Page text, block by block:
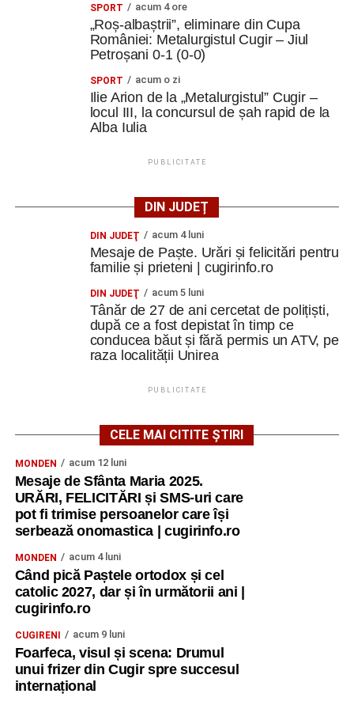
SPORT acum 4 ore
„Roș-albaștrii”, eliminare din Cupa
României: Metalurgistul Cugir – Jiul
Petroșani 0-1 (0-0)
SPORT acum o zi
Ilie Arion de la „Metalurgistul” Cugir –
locul III, la concursul de șah rapid de la
Alba Iulia
PUBLICITATE
DIN JUDEȚ
DIN JUDEŢ acum 4 luni
Mesaje de Paște. Urări și felicitări pentru
familie și prieteni | cugirinfo.ro
DIN JUDEŢ acum 5 luni
Tânăr de 27 de ani cercetat de polițiști,
după ce a fost depistat în timp ce
conducea băut și fără permis un ATV, pe
raza localității Unirea
PUBLICITATE
CELE MAI CITITE ȘTIRI
MONDEN acum 12 luni
Mesaje de Sfânta Maria 2025.
URĂRI, FELICITĂRI și SMS-uri care
pot fi trimise persoanelor care își
serbează onomastica | cugirinfo.ro
MONDEN acum 4 luni
Când pică Paștele ortodox și cel
catolic 2027, dar și în următorii ani |
cugirinfo.ro
CUGIRENI acum 9 luni
Foarfeca, visul și scena: Drumul
unui frizer din Cugir spre succesul
internațional